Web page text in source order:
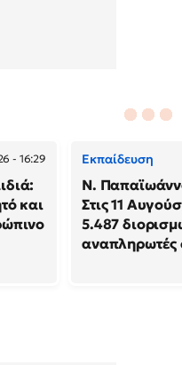
- 16:29
και
Εκπαίδευση
N.
Στις 11
5.487